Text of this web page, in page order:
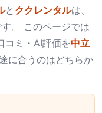
と ククレンタルは、
。 このページでは
コミ・AI評価を中立
に合うのはどちらか